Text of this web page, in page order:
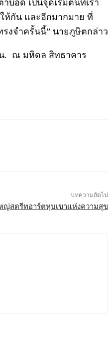
บอด เป็นจุดเริ่มต้นที่เรา
ห้กัน และอีกมากมาย ที่
งจำครั้นนี้” นายภูษิตกล่าว
น. ณ มหิดล สิทธาคาร
บทความถัดไป
ญ่สตรีทอาร์ตหุบเขาแห่งความสุข